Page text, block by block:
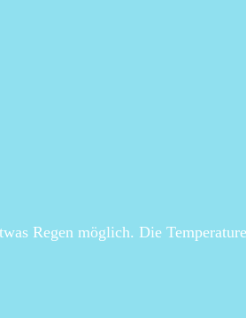
Regen möglich. Die